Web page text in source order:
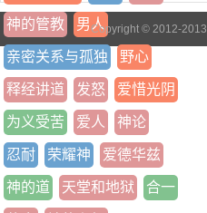
神的管教 男人
亲密关系与孤独 野心
释经讲道 发怒 爱惜光阴
为义受苦 爱人 神论
忍耐 荣耀神 爱德华兹
神的道 天堂和地狱 合一
Copyright © 2012-2013